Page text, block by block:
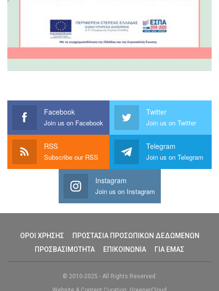
Facebook
Join us on Facebook
Twitter
Join us on Twitter
RSS
Subscribe our RSS
Telegram
Join us on Telegram
Instagram
Join us on Instagram
ΟΡΟΙ ΧΡΗΣΗΣ
ΠΡΟΣΤΑΣΙΑ ΠΡΟΣΩΠΙΚΩΝ ΔΕΔΩΜΕΝΩΝ
ΠΡΟΣΒΑΣΙΜΟΤΗΤΑ
ΕΠΙΚΟΙΝΩΝΙΑ ΓΙΑ ΕΜΑΣ
© 2010-2025 - All Rights Reserved.